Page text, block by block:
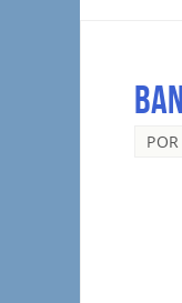
POR